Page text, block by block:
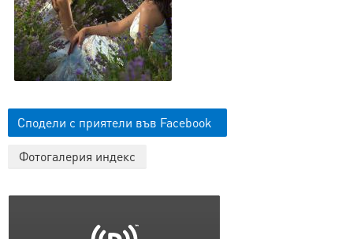
Сподели с приятели във Facebook
Фотогалерия индекс